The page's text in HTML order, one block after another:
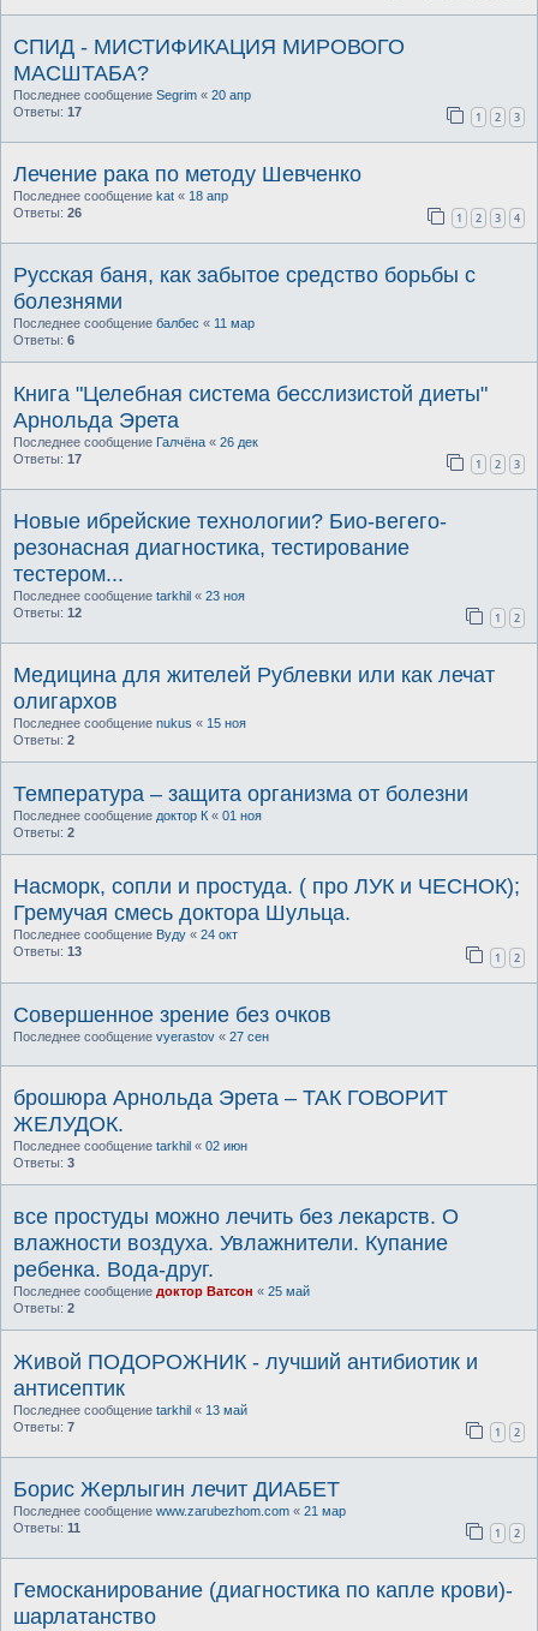
СПИД - МИСТИФИКАЦИЯ МИРОВОГО
МАСШТАБА?
Последнее сообщение Segrim « 20 апр
Ответы: 17 1 2 3
Лечение рака по методу Шевченко
Последнее сообщение kat « 18 апр
Ответы: 26 1 2 3 4
Русская баня, как забытое средство борьбы с
болезнями
Последнее сообщение балбес « 11 мар
Ответы: 6
Книга "Целебная система бесслизистой диеты"
Арнольда Эрета
Последнее сообщение Галчёна « 26 дек
Ответы: 17 1 2 3
Новые ибрейские технологии? Био-вегего-
резонасная диагностика, тестирование
тестером...
Последнее сообщение tarkhil « 23 ноя
Ответы: 12 1 2
Медицина для жителей Рублевки или как лечат
олигархов
Последнее сообщение nukus « 15 ноя
Ответы: 2
Температура – защита организма от болезни
Последнее сообщение доктор К « 01 ноя
Ответы: 2
Насморк, сопли и простуда. ( про ЛУК и ЧЕСНОК);
Гремучая смесь доктора Шульца.
Последнее сообщение Вуду « 24 окт
Ответы: 13 1 2
Совершенное зрение без очков
Последнее сообщение vyerastov « 27 сен
брошюра Арнольда Эрета – ТАК ГОВОРИТ
ЖЕЛУДОК.
Последнее сообщение tarkhil « 02 июн
Ответы: 3
все простуды можно лечить без лекарств. О
влажности воздуха. Увлажнители. Купание
ребенка. Вода-друг.
Последнее сообщение доктор Ватсон « 25 май
Ответы: 2
Живой ПОДОРОЖНИК - лучший антибиотик и
антисептик
Последнее сообщение tarkhil « 13 май
Ответы: 7 1 2
Борис Жерлыгин лечит ДИАБЕТ
Последнее сообщение www.zarubezhom.com « 21 мар
Ответы: 11 1 2
Гемосканирование (диагностика по капле крови)-
шарлатанство